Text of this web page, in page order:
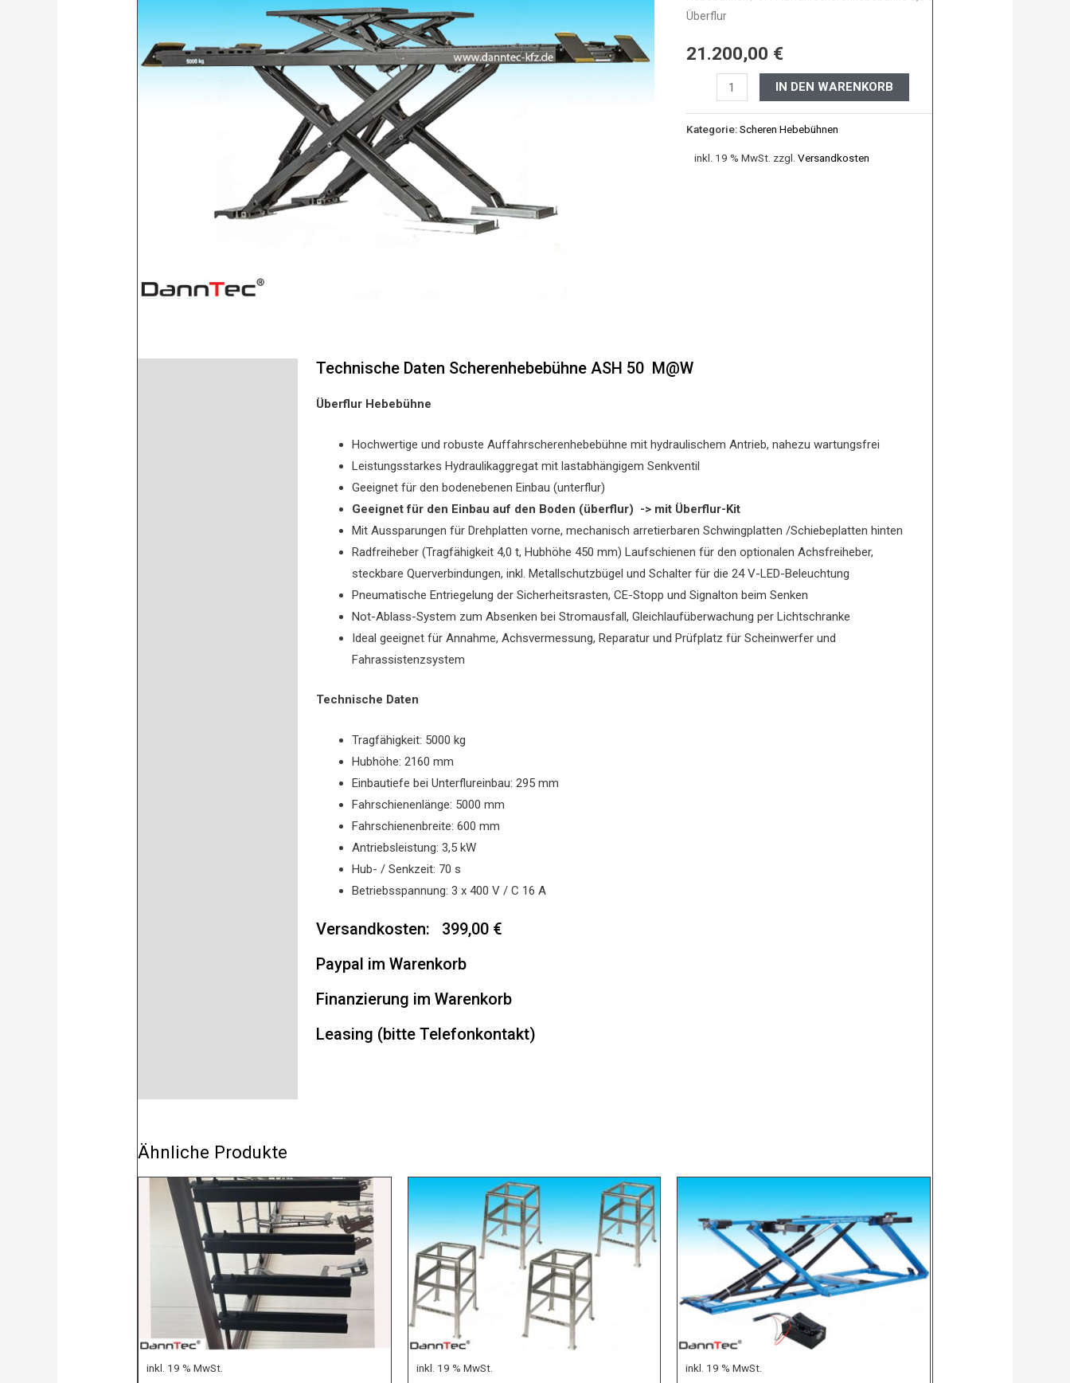
Überflur
21.200,00 €
t
Menge
IN DEN WARENKORB
Kategorie:Scheren Hebebühnen
inkl. 19 % MwSt. zzgl. Versandkosten
Technische Daten Scherenhebebühne ASH 50 M@W
Überflur Hebebühne
Hochwertige und robuste Auffahrscherenhebebühne mit hydraulischem Antrieb, nahezu wartungsfrei
Leistungsstarkes Hydraulikaggregat mit lastabhängigem Senkventil
Geeignet für den bodenebenen Einbau (unterflur)
Geeignet für den Einbau auf den Boden (überflur) -> mit Überflur-Kit
Mit Aussparungen für Drehplatten vorne, mechanisch arretierbaren Schwingplatten /Schiebeplatten hinten
Radfreiheber (Tragfähigkeit 4,0 t, Hubhöhe 450 mm) Laufschienen für den optionalen Achsfreiheber,
steckbare Querverbindungen, inkl. Metallschutzbügel und Schalter für die 24 V-LED-Beleuchtung
Pneumatische Entriegelung der Sicherheitsrasten, CE-Stopp und Signalton beim Senken
Not-Ablass-System zum Absenken bei Stromausfall, Gleichlaufüberwachung per Lichtschranke
Ideal geeignet für Annahme, Achsvermessung, Reparatur und Prüfplatz für Scheinwerfer und
Fahrassistenzsystem
Technische Daten
Tragfähigkeit: 5000 kg
Hubhöhe: 2160 mm
Einbautiefe bei Unterflureinbau: 295 mm
Fahrschienenlänge: 5000 mm
Fahrschienenbreite: 600 mm
Antriebsleistung: 3,5 kW
Hub- / Senkzeit: 70 s
Betriebsspannung: 3 x 400 V / C 16 A
Versandkosten: 399,00 €
Paypal im Warenkorb
Finanzierung im Warenkorb
Leasing (bitte Telefonkontakt)
Ähnliche Produkte
inkl. 19 % MwSt. inkl. 19 % MwSt. inkl. 19 % MwSt.